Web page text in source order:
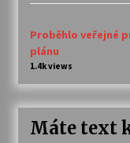
Proběhlo veřejné
plánu
1.4k views
Máte text